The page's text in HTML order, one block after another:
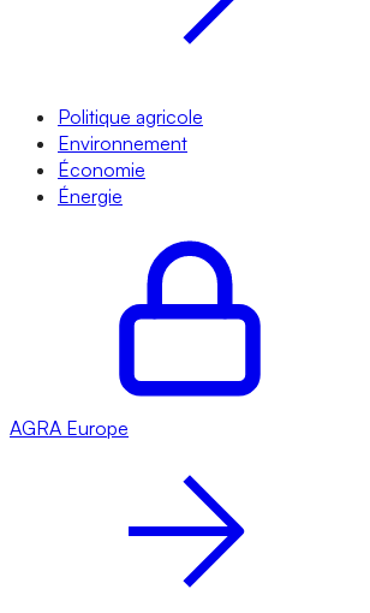
Politique agricole
Environnement
Économie
Énergie
AGRA Europe